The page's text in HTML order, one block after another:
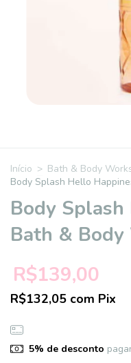
Início > Bath & Body
Body Splash Hello
Body
Bath & Body
R$139,00
R$132,05 com Pix
5% de desconto